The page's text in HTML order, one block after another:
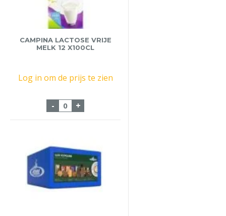
CAMPINA LACTOSE VRIJE
MELK 12 X100CL
Log in om de prijs te zien
- Campina Lactose vrije melk 12 x100cl
+